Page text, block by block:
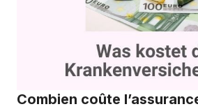
Combien coûte